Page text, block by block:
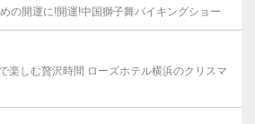
の開運に!開運!中国獅子舞バイキングショー
楽しむ贅沢時間 ローズホテル横浜のクリスマ